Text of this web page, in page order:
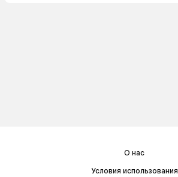
О нас
Условия использования